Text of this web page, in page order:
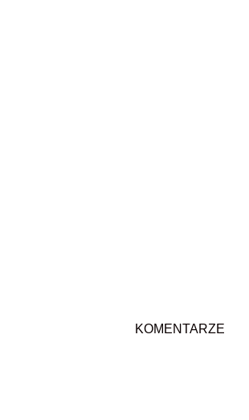
KOMENTARZE